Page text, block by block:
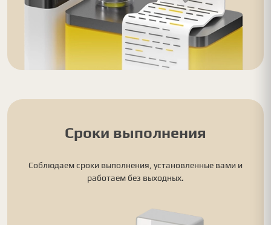
Сроки выполнения
Соблюдаем сроки выполнения, установленные вами и
работаем без выходных.